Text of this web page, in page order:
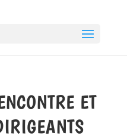
ET